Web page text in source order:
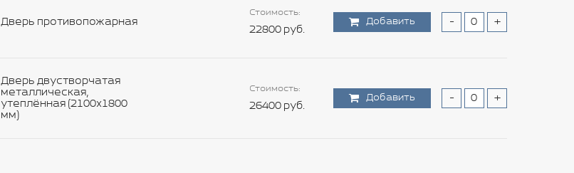
Дверь противопожарная
Стоимость:
22800 руб.
Добавить - +
Дверь двустворчатая
металлическая,
утеплённая (2100х1800
мм)
Стоимость:
26400 руб.
Добавить - +